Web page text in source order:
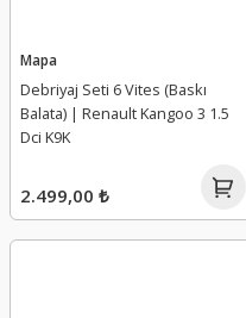
Mapa
Debriyaj Seti 6 Vites (Baskı
Balata) | Renault Kangoo 3 1.5
Dci K9K
2.499,00 ₺